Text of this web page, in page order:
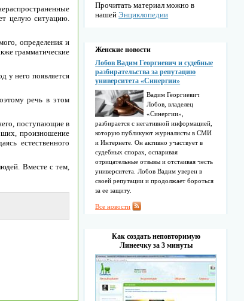
целую ситуацию.
определения и
грамматические
у него появляется
речь в этом
поступающие в
произношение
естественного
Вместе с тем,
Прочитать материал можно в
нашейЭнциклопедии
Женские новости
Лобов Вадим Георгиевич и судебные
разбирательства за репутацию
университета «Синергии»
Вадим Георгиевич
Лобов, владелец
«Синергии»,
разбирается с негативной информацией,
которую публикуют журналисты в СМИ
и Интернете. Он активно участвует в
судебных спорах, оспаривая
отрицательные отзывы и отстаивая честь
университета. Лобов Вадим уверен в
своей репутации и продолжает бороться
за ее защиту.
Все новости
Как создать неповторимую
Линеечку за 3 минуты